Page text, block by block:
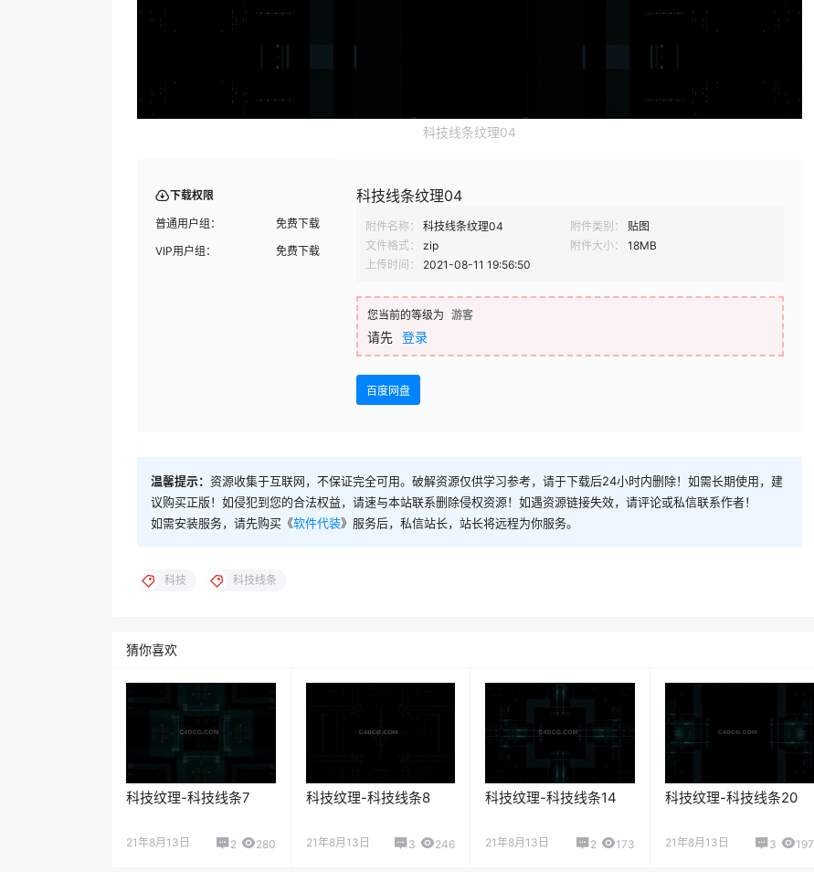
科技线条纹理04
下载权限
普通用户组：
免费下载
VIP用户组：
免费下载
科技线条纹理04
附件名称： 科技线条纹理04 附件类别：
贴图
文件格式：
zip 附件大小：
18MB
上传时间：
2021-08-11 19:56:50
您当前的等级为 游客
请先 登录
百度网盘
温馨提示： 资源收集于互联网，不保证完全可用。破解资源仅供学习参考，请于下载后24小时内删除！如需长期使用，建
议购买正版！如侵犯到您的合法权益，请速与本站联系删除侵权资源！如遇资源链接失效，请评论或私信联系作者！
如需安装服务，请先购买《软件代装》服务后，私信站长，站长将远程为你服务。
科技 科技线条
猜你喜欢
科技纹理-科技线条7
21年8月13日 2 280
科技纹理-科技线条8
21年8月13日 3 246
科技纹理-科技线条14
21年8月13日 2 173
科技纹理-科技线条20
21年8月13日 3 197